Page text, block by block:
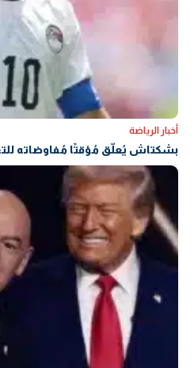
أخبار الرياضة
بشكتاش يُعلّق مُؤقتًا مُفاوضاته